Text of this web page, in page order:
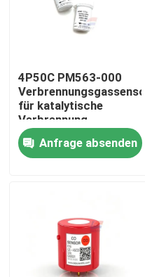
Zu Hause
VR-Show
4P50C PM563‐000
Verbrennungsgassensor
für katalytische
Verbrennung
Festanlage-Detektor
Anfrage absenden